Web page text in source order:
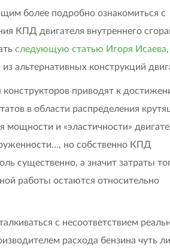
более подробно ознакомиться с
КПД двигателя внутреннего
следующую статью Игоря Исаева,
альтернативных конструкций
конструкторов приводят к
в области распределения
и «эластичности»
но собственно КПД
существенно, а значит затраты
работы остаются относительно
с несоответствием
расхода бензина чуть